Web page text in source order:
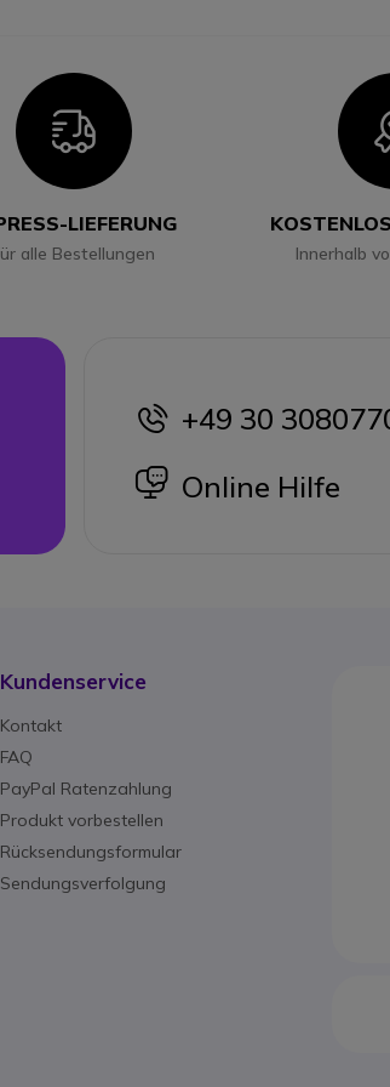
Icon
LIEFERUNG
alle Bestellungen Innerhalb
icon
+49 30
icon
Online Hilfe
Kundenservice
Kontakt
FAQ
PayPal Ratenzahlung
Produkt vorbestellen
Rücksendungsformular
Sendungsverfolgung